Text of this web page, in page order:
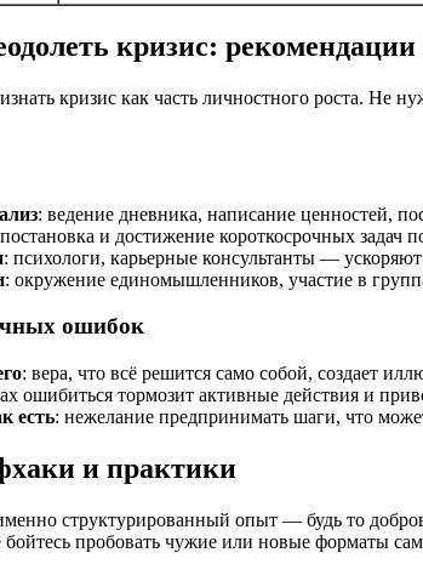
кризис: рекомендации
кризис как часть личностного роста. Не
: ведение дневника, написание ценностей,
и достижение короткосрочных задач
: психологи, карьерные консультанты —
: окружение единомышленников, участие в
ошибок
: вера, что всё решится само собой, создает
ошибиться тормозит активные действия и
есть: нежелание предпринимать шаги, что
и практики
структурированный опыт — будь то
пробовать чужие или новые форматы